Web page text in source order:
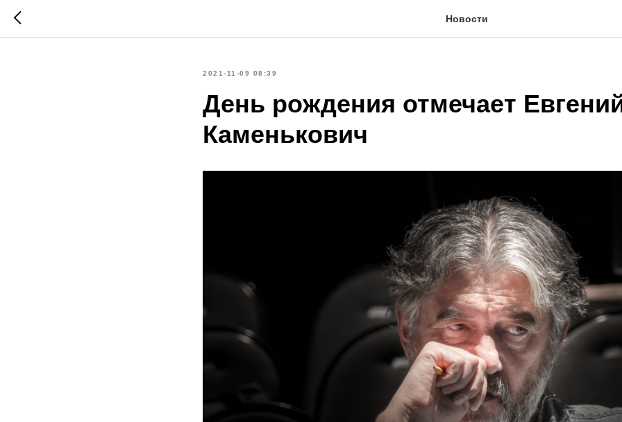
Новости
2021-11-09 08:39
День рождения отмечает
Каменькович